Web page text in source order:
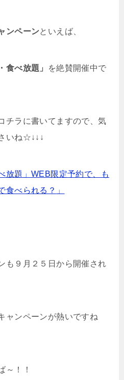
ンペーンといえば、
食べ放題」
を絶賛開催中で
チラに書いてますので、気
いね☆↓↓↓
放題」WEB限定予約で、も
食べられる？ 」
も９月２５日から開催され
ャンペーンが熱いですね
～！！